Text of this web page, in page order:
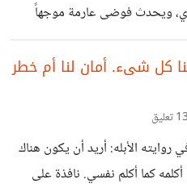
ويحدث فوضى عارمة موجهاً
ومديري بنوك وأعيان. تشتعل
الشرطة لطرده بالقوة
رفع الرجل القناع عن وجهه،
النفوذ الأكبر فيها. في ثانية
وينقلب المقال إلى تذلل
إهاناته الفجة على أنها "دعابة
كل شىء. أمان لنا أم خطر
الأبله: أريد أن يكون هناك
كما أكلم نفسي. نافذة على